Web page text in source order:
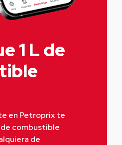
1 L de
en Petroprix te
combustible
de